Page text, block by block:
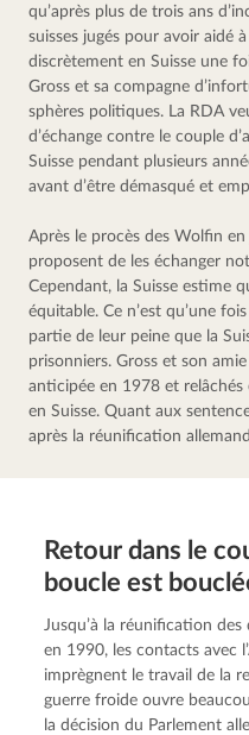
qu’après plus de trois ans
suisses jugés pour avoir aidé
discrètement en Suisse une
Gross et sa compagne
sphères politiques. La RDA
d’échange contre le couple
Suisse pendant plusieurs
avant d’être démasqué et
Après le procès des Wolfin
proposent de les échanger
Cependant, la Suisse estime
équitable. Ce n’est qu’une
partie de leur peine que la
prisonniers. Gross et son
anticipée en 1978 et relâchés
en Suisse. Quant aux
après la réunification
Retour dans le
boucle est
Jusqu’à la réunification
en 1990, les contacts avec
imprègnent le travail de la
guerre froide ouvre
la décision du Parlement